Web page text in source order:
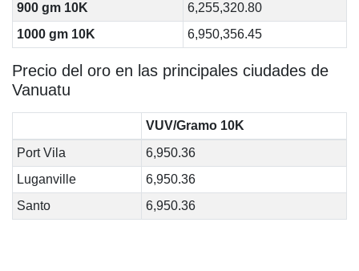
900 gm 10K
6,255,320.80
1000 gm 10K
6,950,356.45
Precio del oro en las principales ciudades de
Vanuatu
VUV/Gramo 10K
Port Vila
6,950.36
Luganville
6,950.36
Santo
6,950.36